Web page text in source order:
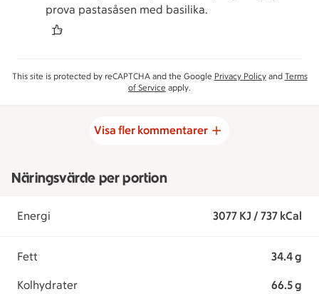
prova pastasåsen med basilika.
This site is protected by reCAPTCHA and the Google Privacy Policyand Terms
of Service apply.
Visa fler kommentarer
Näringsvärde per portion
Energi 3077 KJ / 737 kCal
Fett 34.4 g
Kolhydrater 66.5 g